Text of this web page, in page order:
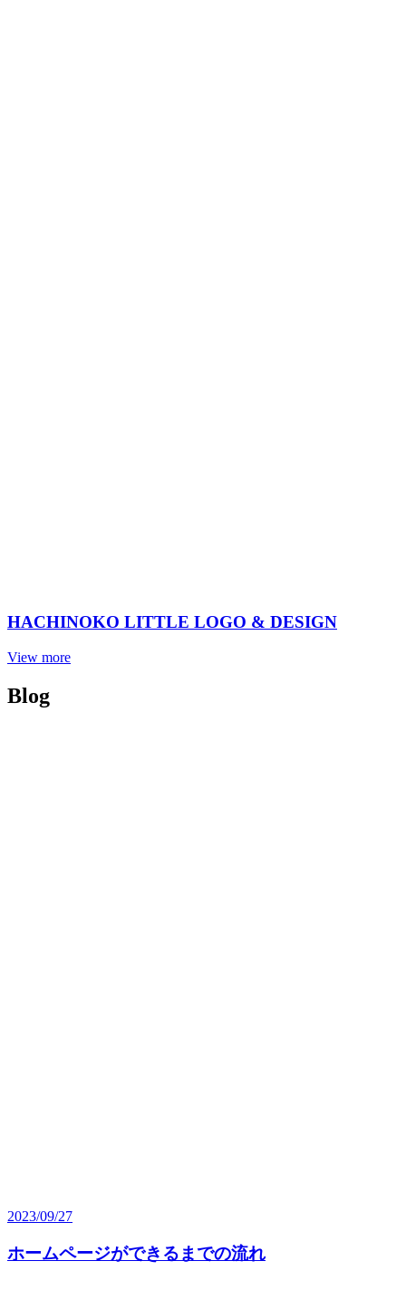
HACHINOKO LITTLE LOGO & DESIGN
View more
Blog
2023/09/27
ホームページができるまでの流れ